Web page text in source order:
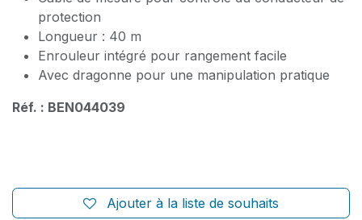
protection
Longueur : 40 m
Enrouleur intégré pour rangement facile
Avec dragonne pour une manipulation pratique
Réf. : BEN044039
Ajouter à la liste de souhaits